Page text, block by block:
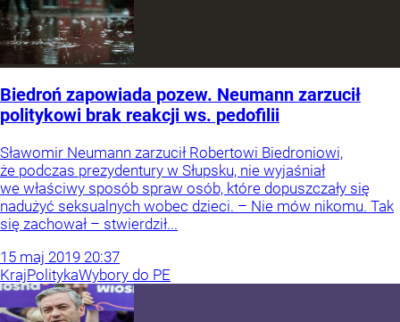
Biedroń zapowiada pozew. Neumann zarzucił
politykowi brak reakcji ws. pedofilii
Sławomir Neumann zarzucił Robertowi Biedroniowi,
że podczas prezydentury w Słupsku, nie wyjaśniał
we właściwy sposób spraw osób, które dopuszczały się
nadużyć seksualnych wobec dzieci. – Nie mów nikomu. Tak
się zachował – stwierdził...
15 maj 2019 20:37
KrajPolitykaWybory do PE